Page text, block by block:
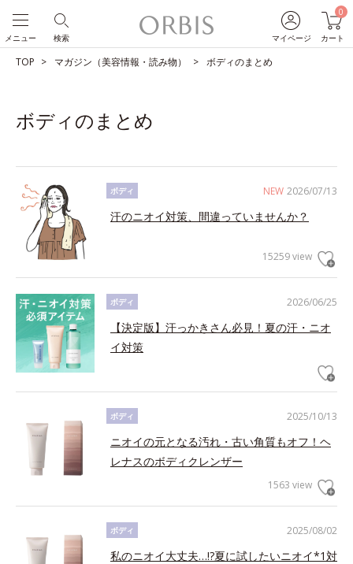
マイページ
0
カート
検索
メニュー
TOP マガジン（美容情報・読み物） ボディのまとめ
ボディのまとめ
NEW 2026/07/13
ボディ
汗のニオイ対策、間違っていませんか？
15259 view
2026/06/25
ボディ
【決定版】汗っかきさん必見！夏の汗・ニオ
イ対策
2025/10/13
ボディ
ニオイの元となる汚れ・古い角質もオフ！ヘ
レナスのボディクレンザー
1563 view
2025/08/02
ボディ
私のニオイ大丈夫…!?夏に試したいニオイ*1対